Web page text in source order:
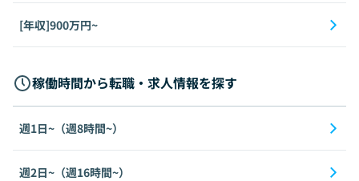
[年収]900万円~
稼働時間から転職・求人情報を探す
週1日~（週8時間~）
週2日~（週16時間~）